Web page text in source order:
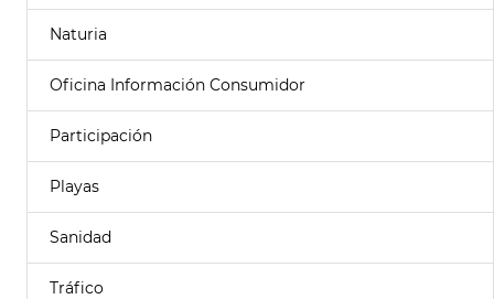
Naturia
Oficina Información Consumidor
Participación
Playas
Sanidad
Tráfico